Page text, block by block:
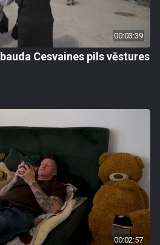
00:03:39
Cesvaines pils vēstures
00:02:57